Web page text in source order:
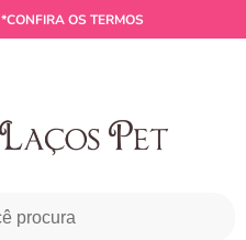
*CONFIRA OS TERMOS